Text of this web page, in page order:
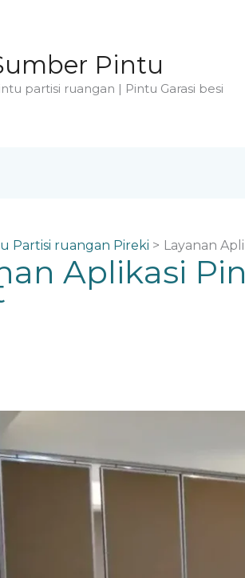
Pintu
partisi ruangan | Pintu Garasi besi
Partisi ruangan Pireki Layanan
Aplikasi